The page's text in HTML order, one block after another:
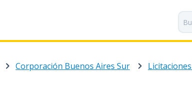
a
a
Corporación Buenos Aires Sur